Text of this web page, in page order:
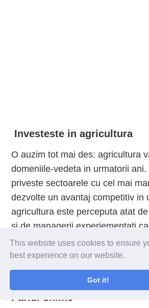
This website uses cookies to ensure
best experience on our website.
Got it!
Investeste in agricultura
O auzim tot mai des: agricultura
domeniile-vedeta in urmatorii
priveste sectoarele cu cel mai
dezvolte un avantaj competitiv in
agricultura este perceputa atat
si de managerii experiementati
mare potential de crestere.
IT, sectorul energiei si al
consum.
Pariul online